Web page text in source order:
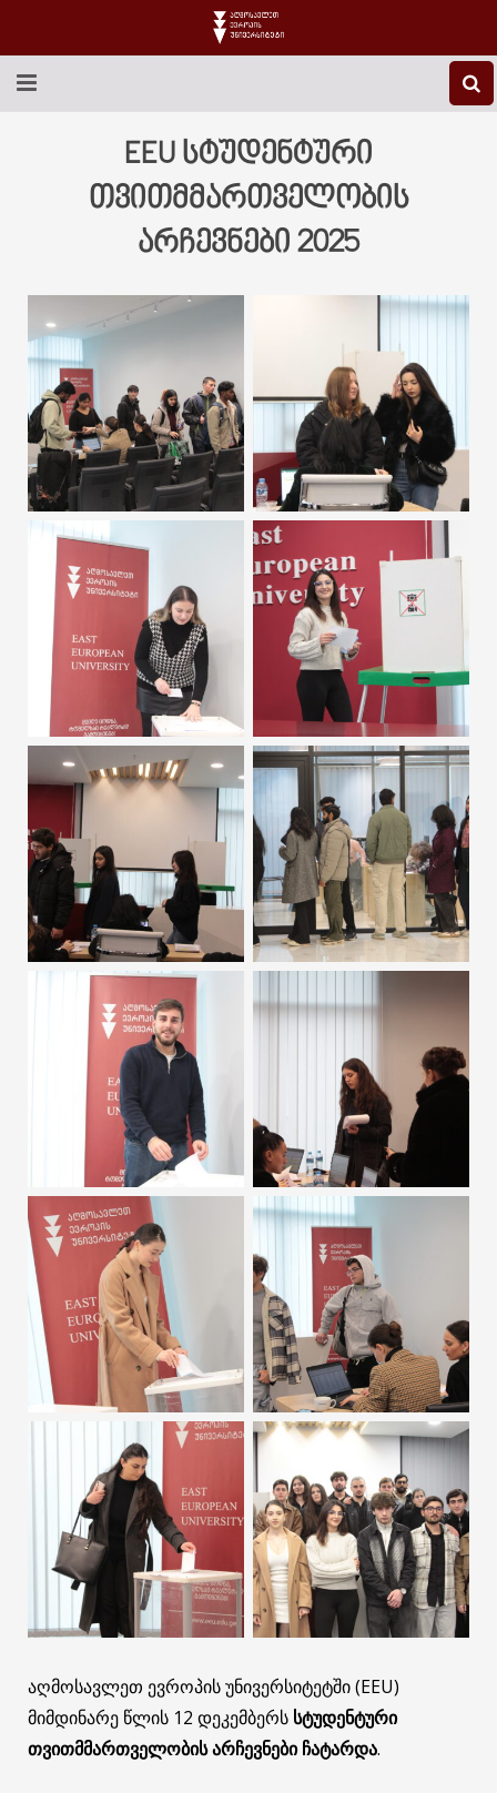
ᲒᲐᲜᲐᲗᲚᲔᲑᲐ
ᲑᲘᲑᲚᲘᲝᲗᲔᲙᲐ
ᲡᲢᲣᲓᲔᲜᲢᲣᲠᲘ ᲪᲮᲝᲕᲠᲔᲑᲐ
ᲙᲝᲜᲢᲐᲥᲢᲘ
EEU სტუდენტური
თვითმმართველობის
არჩევნები 2025
აღმოსავლეთ ევროპის უნივერსიტეტში (EEU)
მიმდინარე წლის 12 დეკემბერს სტუდენტური
თვითმმართველობის არჩევნები ჩატარდა.